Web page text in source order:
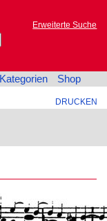
Erweiterte Suche
Kategorien Shop
DRUCKEN